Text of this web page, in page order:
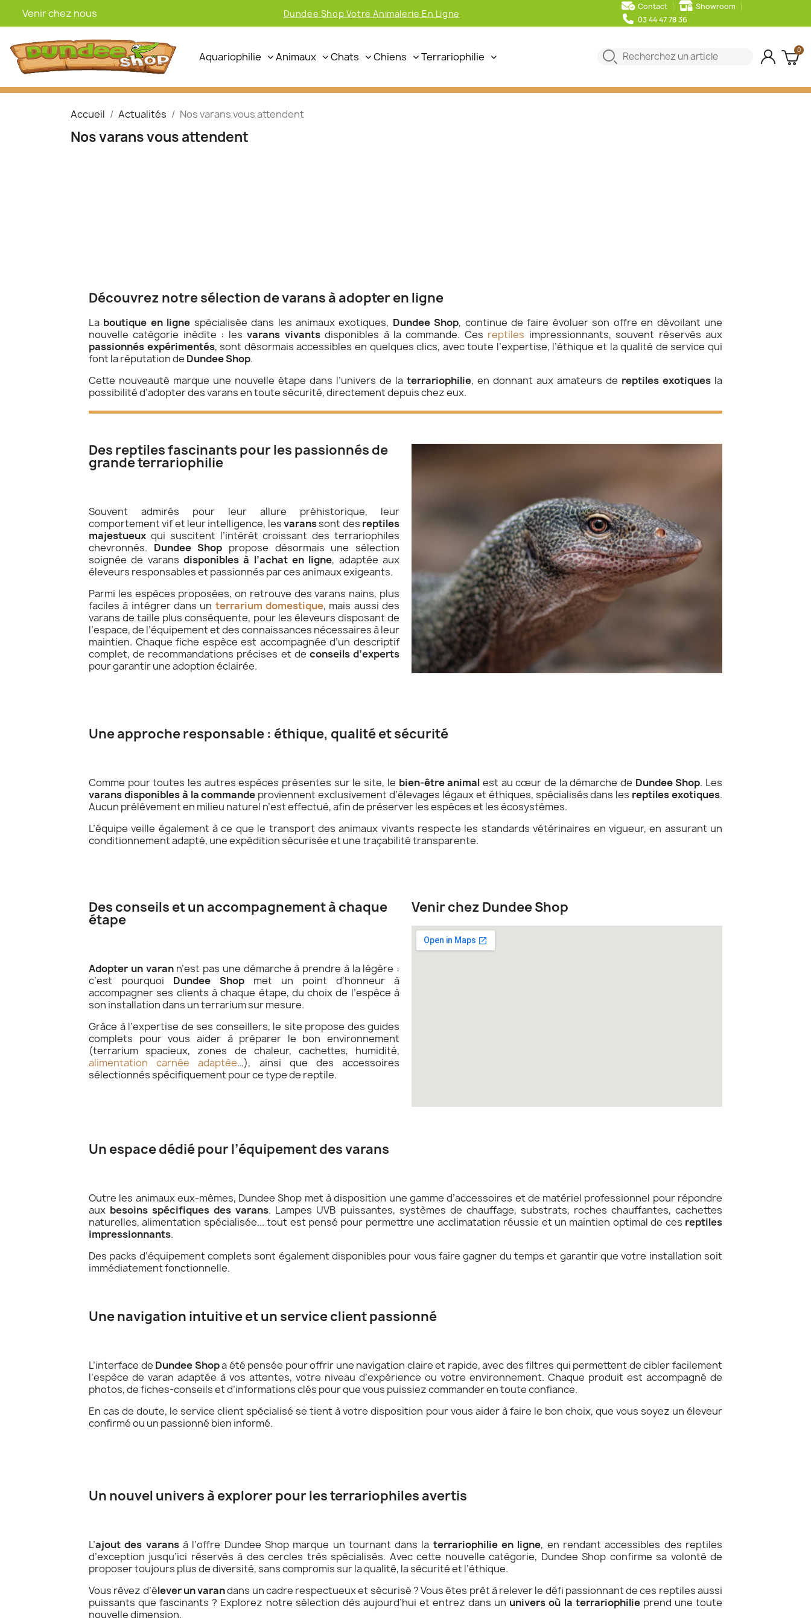
Venir chez nous Dundee Shop Votre Animalerie En Ligne
Contact
Showroom
03 44 47 78 36
Aquariophilie Animaux Chats Chiens Terrariophilie
Accueil Actualités Nos varans vous attendent
Nos varans vous attendent
Découvrez notre sélection de varans à adopter en ligne
La boutique en ligne spécialisée dans les animaux exotiques, Dundee Shop, continue de faire évoluer son offre en dévoilant une
nouvelle catégorie inédite : lesvarans vivantsdisponibles à la commande. Ces reptiles impressionnants, souvent réservés aux
passionnés expérimentés, sont désormais accessibles en quelques clics, avec toute l’expertise, l’éthique et la qualité de service qui
font la réputation de Dundee Shop.
Cette nouveauté marque une nouvelle étape dans l’univers de la terrariophilie, en donnant aux amateurs de reptiles exotiques la
possibilité d’adopter des varans en toute sécurité, directement depuis chez eux.
Des reptiles fascinants pour les passionnés de
grande terrariophilie
Souvent admirés pour leur allure préhistorique, leur
comportement vif et leur intelligence, lesvaranssont des reptiles
majestueux qui suscitent l’intérêt croissant des terrariophiles
chevronnés. Dundee Shop propose désormais une sélection
soignée de varans disponibles à l’achat en ligne, adaptée aux
éleveurs responsables et passionnés par ces animaux exigeants.
Parmi les espèces proposées, on retrouve des varans nains, plus
faciles à intégrer dans un terrarium domestique, mais aussi des
varans de taille plus conséquente, pour les éleveurs disposant de
l’espace, de l’équipement et des connaissances nécessaires à leur
maintien. Chaque fiche espèce est accompagnée d’un descriptif
complet, de recommandations précises et de conseils d’experts
pour garantir une adoption éclairée.
Une approche responsable : éthique, qualité et sécurité
Comme pour toutes les autres espèces présentes sur le site, le bien-être animal est au cœur de la démarche de Dundee Shop. Les
varans disponibles à la commande proviennent exclusivement d’élevages légaux et éthiques, spécialisés dans les reptiles exotiques.
Aucun prélèvement en milieu naturel n’est effectué, afin de préserver les espèces et les écosystèmes.
L’équipe veille également à ce que le transport des animaux vivants respecte les standards vétérinaires en vigueur, en assurant un
conditionnement adapté, une expédition sécurisée et une traçabilité transparente.
Des conseils et un accompagnement à chaque
étape
Adopter un varann’est pas une démarche à prendre à la légère :
c’est pourquoi Dundee Shop met un point d’honneur à
accompagner ses clients à chaque étape, du choix de l’espèce à
son installation dans un terrarium sur mesure.
Grâce à l’expertise de ses conseillers, le site propose des guides
complets pour vous aider à préparer le bon environnement
(terrarium spacieux, zones de chaleur, cachettes, humidité,
alimentation carnée adaptée…), ainsi que des accessoires
sélectionnés spécifiquement pour ce type de reptile.
Venir chez Dundee Shop
Un espace dédié pour l’équipement des varans
Outre les animaux eux-mêmes, Dundee Shop met à disposition une gamme d’accessoires et de matériel professionnel pour répondre
aux besoins spécifiques des varans. Lampes UVB puissantes, systèmes de chauffage, substrats, roches chauffantes, cachettes
naturelles, alimentation spécialisée... tout est pensé pour permettre une acclimatation réussie et un maintien optimal de ces reptiles
impressionnants.
Des packs d’équipement complets sont également disponibles pour vous faire gagner du temps et garantir que votre installation soit
immédiatement fonctionnelle.
Une navigation intuitive et un service client passionné
L’interface de Dundee Shopa été pensée pour offrir une navigation claire et rapide, avec des filtres qui permettent de cibler facilement
l’espèce de varan adaptée à vos attentes, votre niveau d’expérience ou votre environnement. Chaque produit est accompagné de
photos, de fiches-conseils et d’informations clés pour que vous puissiez commander en toute confiance.
En cas de doute, le service client spécialisé se tient à votre disposition pour vous aider à faire le bon choix, que vous soyez un éleveur
confirmé ou un passionné bien informé.
Un nouvel univers à explorer pour les terrariophiles avertis
L’ajout des varansà l’offre Dundee Shop marque un tournant dans la terrariophilie en ligne, en rendant accessibles des reptiles
d’exception jusqu’ici réservés à des cercles très spécialisés. Avec cette nouvelle catégorie, Dundee Shop confirme sa volonté de
proposer toujours plus de diversité, sans compromis sur la qualité, la sécurité et l’éthique.
Vous rêvez d’élever un varandans un cadre respectueux et sécurisé ? Vous êtes prêt à relever le défi passionnant de ces reptiles aussi
puissants que fascinants ? Explorez notre sélection dès aujourd’hui et entrez dans un univers où la terrariophilieprend une toute
nouvelle dimension.